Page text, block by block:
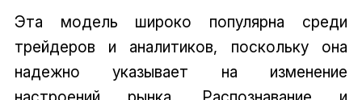
Эта модель широко популярна среди
трейдеров и аналитиков, поскольку она
надежно указывает на изменение